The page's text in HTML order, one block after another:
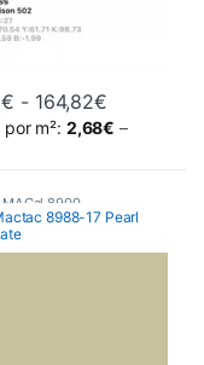
desde 43,03€
opciones se
€ - 164,82€Rango de
por m²: 2,68€ –
tiene múltiples
MACal 8900
8988-17 Pearl